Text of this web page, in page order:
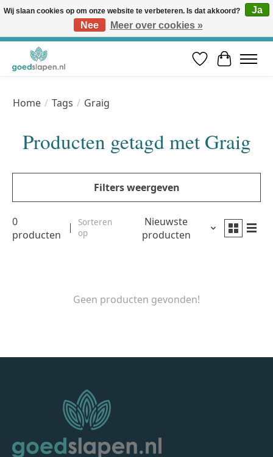
Vóór 12u besteld, volgende werkdag in huis* | Gratis verzending vanaf €50 | Professioneel slaapadvies
Verlanglijst
Home / Tags / Graig
Producten getagd met Graig
Filters weergeven
0
producten
Sorteren
op
Nieuwste
producten
Geen producten gevonden!
Wij slaan cookies op om onze website te verbeteren. Is dat akkoord?
Ja
Nee
Meer over cookies »